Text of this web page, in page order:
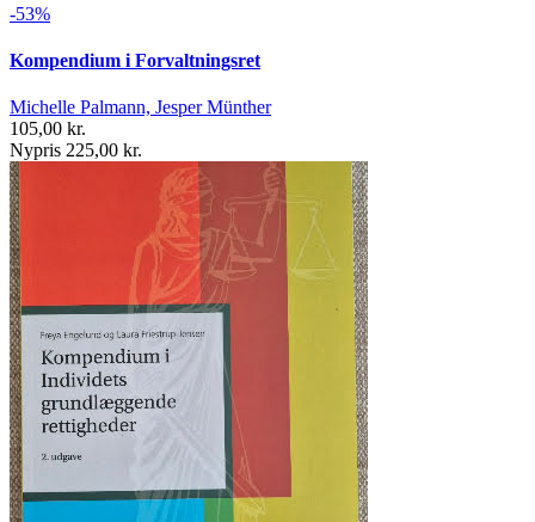
-53%
Kompendium i Forvaltningsret
Michelle Palmann, Jesper Münther
105,00 kr.
Nypris 225,00 kr.